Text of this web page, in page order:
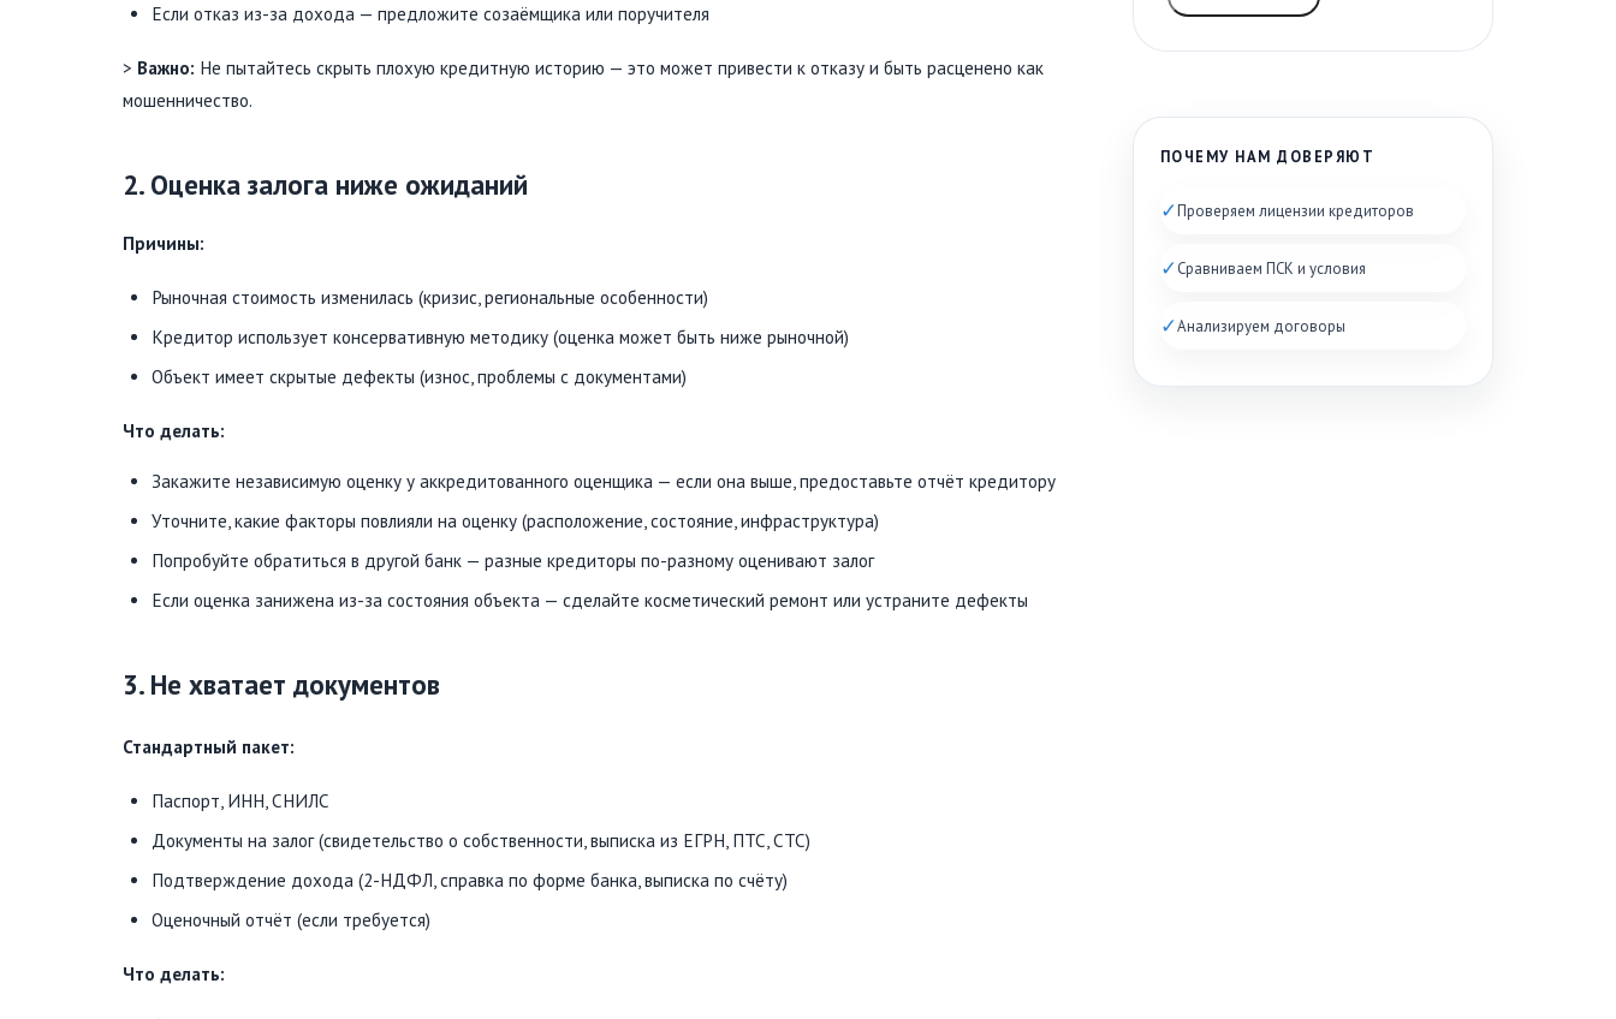
Если отказ из-за дохода — предложите созаёмщика или поручителя
> Важно: Не пытайтесь скрыть плохую кредитную историю — это может привести к отказу и быть расценено как
мошенничество.
2. Оценка залога ниже ожиданий
Причины:
Рыночная стоимость изменилась (кризис, региональные особенности)
Кредитор использует консервативную методику (оценка может быть ниже рыночной)
Объект имеет скрытые дефекты (износ, проблемы с документами)
Что делать:
Закажите независимую оценку у аккредитованного оценщика — если она выше, предоставьте отчёт кредитору
Уточните, какие факторы повлияли на оценку (расположение, состояние, инфраструктура)
Попробуйте обратиться в другой банк — разные кредиторы по-разному оценивают залог
Если оценка занижена из-за состояния объекта — сделайте косметический ремонт или устраните дефекты
3. Не хватает документов
Стандартный пакет:
Паспорт, ИНН, СНИЛС
Документы на залог (свидетельство о собственности, выписка из ЕГРН, ПТС, СТС)
Подтверждение дохода (2-НДФЛ, справка по форме банка, выписка по счёту)
Оценочный отчёт (если требуется)
Что делать:
ПОЧЕМУ НАМ ДОВЕРЯЮТ
✓Проверяем лицензии кредиторов
✓Сравниваем ПСК и условия
✓Анализируем договоры